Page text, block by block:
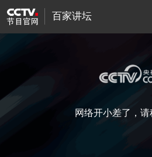
百家讲坛
网络开小差了，